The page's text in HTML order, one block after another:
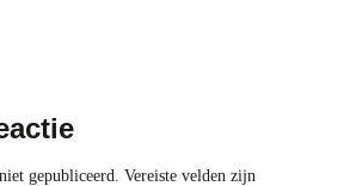
gepubliceerd.
Vereiste velden zijn